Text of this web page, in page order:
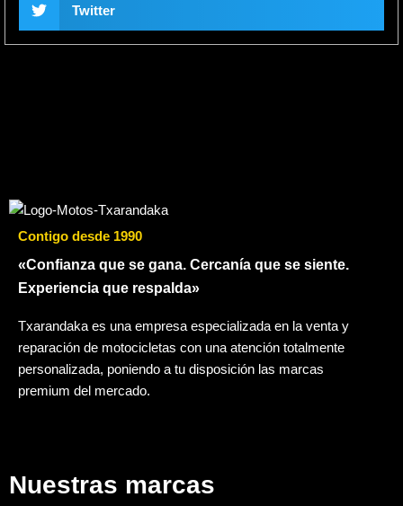
Twitter
Contigo desde 1990
«Confianza que se gana. Cercanía que se siente.
Experiencia que respalda»
Txarandaka es una empresa especializada en la venta y
reparación de motocicletas con una atención totalmente
personalizada, poniendo a tu disposición las marcas
premium del mercado.
Nuestras marcas